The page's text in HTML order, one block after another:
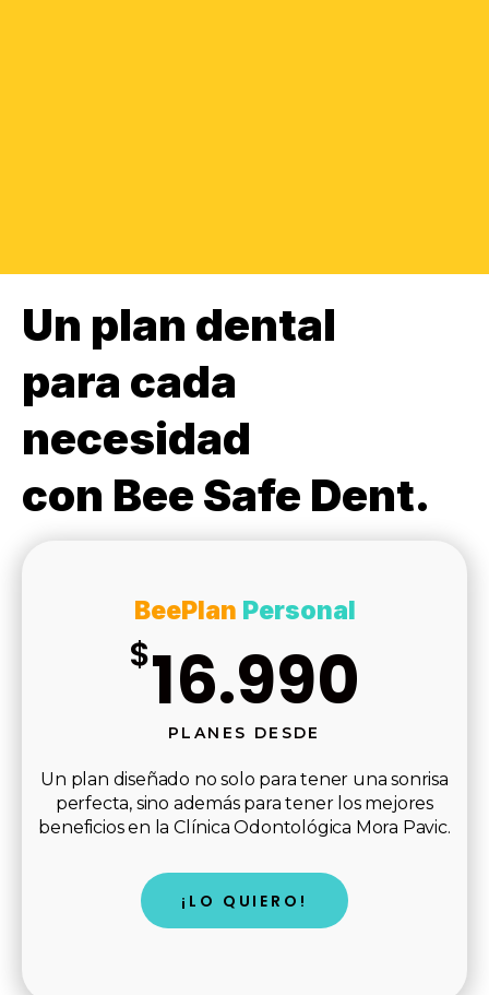
Un plan dental
para cada
necesidad
con Bee Safe Dent.
BeePlan Personal
$16.990
PLANES DESDE
Un plan diseñado no solo para tener una sonrisa
perfecta, sino además para tener los mejores
beneficios en la Clínica Odontológica Mora Pavic.
¡LO QUIERO!